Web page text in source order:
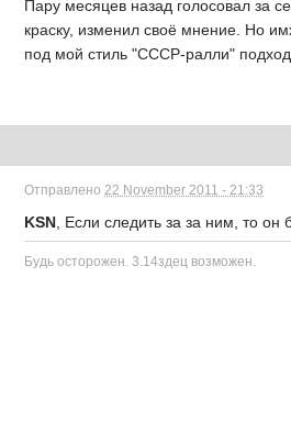
Пару месяцев назад голосовал за
краску, изменил своё мнение. Но
под мой стиль "СССР-ралли"
Отправлено 22 November 2011 - 21:33
KSN , Если следить за за ним, то он
Будь осторожен. 3.14здец возможен.